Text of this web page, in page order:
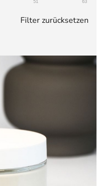
51 63
Filter zurücksetzen